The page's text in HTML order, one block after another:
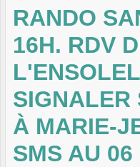
RANDO
16H. RDV
SIGNALER
À MARIE-
SMS AU